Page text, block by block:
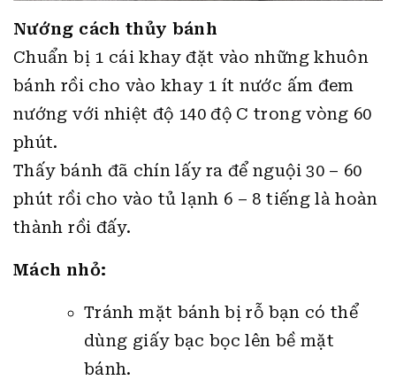
Nướng cách thủy bánh
Chuẩn bị 1 cái khay đặt vào những khuôn
bánh rồi cho vào khay 1 ít nước ấm đem
nướng với nhiệt độ 140 độ C trong vòng 60
phút.
Thấy bánh đã chín lấy ra để nguội 30 – 60
phút rồi cho vào tủ lạnh 6 – 8 tiếng là hoàn
thành rồi đấy.
Mách nhỏ:
Tránh mặt bánh bị rỗ bạn có thể
dùng giấy bạc bọc lên bề mặt
bánh.